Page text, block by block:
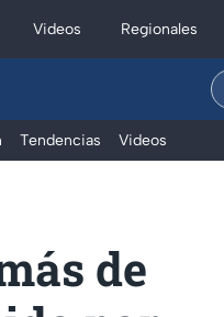
Videos Regionales
Tendencias Videos
de